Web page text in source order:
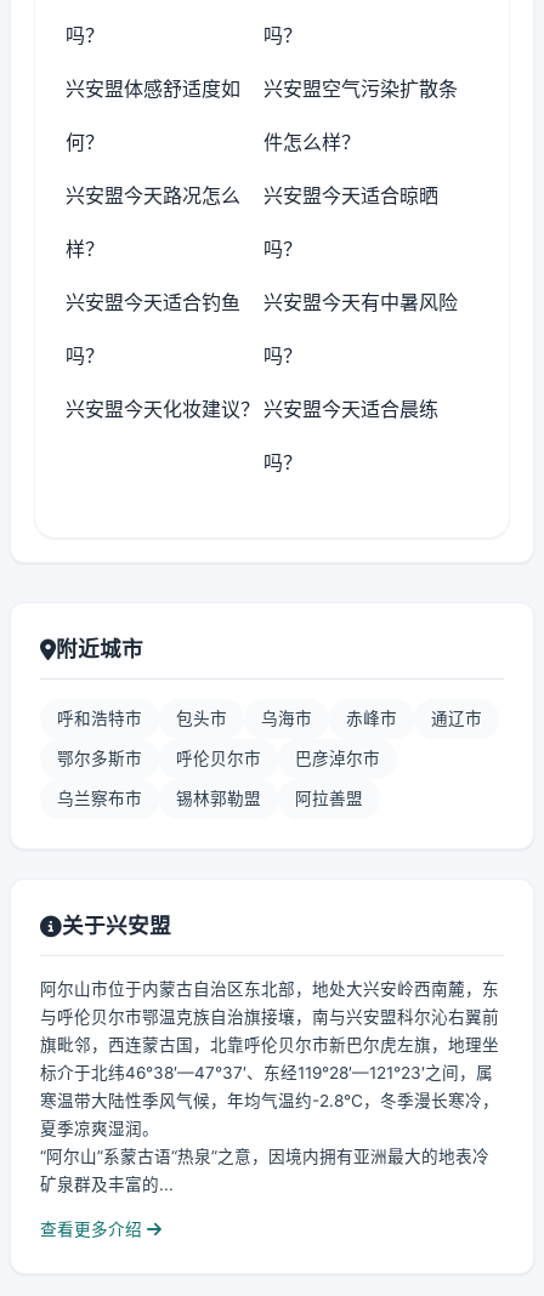
吗？ 吗？
兴安盟体感舒适度如
何？
兴安盟空气污染扩散条
件怎么样？
兴安盟今天路况怎么
样？
兴安盟今天适合晾晒
吗？
兴安盟今天适合钓鱼
吗？
兴安盟今天有中暑风险
吗？
兴安盟今天化妆建议？ 兴安盟今天适合晨练
吗？
附近城市
呼和浩特市 包头市 乌海市 赤峰市 通辽市
鄂尔多斯市 呼伦贝尔市 巴彦淖尔市
乌兰察布市 锡林郭勒盟 阿拉善盟
关于兴安盟
阿尔山市位于内蒙古自治区东北部，地处大兴安岭西南麓，东
与呼伦贝尔市鄂温克族自治旗接壤，南与兴安盟科尔沁右翼前
旗毗邻，西连蒙古国，北靠呼伦贝尔市新巴尔虎左旗，地理坐
标介于北纬46°38′—47°37′、东经119°28′—121°23′之间，属
寒温带大陆性季风气候，年均气温约-2.8℃，冬季漫长寒冷，
夏季凉爽湿润。
“阿尔山”系蒙古语“热泉”之意，因境内拥有亚洲最大的地表冷
矿泉群及丰富的...
查看更多介绍